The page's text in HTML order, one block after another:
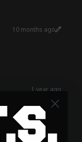
10 months ago
1 year ago
shirt!